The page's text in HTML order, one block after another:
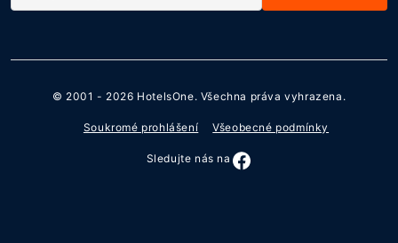
© 2001 - 2026 HotelsOne. Všechna práva vyhrazena.
Soukromé prohlášení Všeobecné podmínky
Sledujte nás na